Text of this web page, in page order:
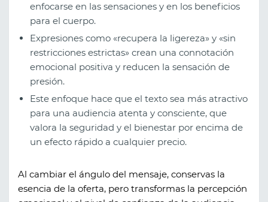
enfocarse en las sensaciones y en los beneficios
para el cuerpo.
Expresiones como «recupera la ligereza» y «sin
restricciones estrictas» crean una connotación
emocional positiva y reducen la sensación de
presión.
Este enfoque hace que el texto sea más atractivo
para una audiencia atenta y consciente, que
valora la seguridad y el bienestar por encima de
un efecto rápido a cualquier precio.
Al cambiar el ángulo del mensaje, conservas la
esencia de la oferta, pero transformas la percepción